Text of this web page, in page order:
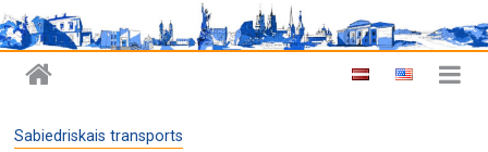
Sabiedriskais transports